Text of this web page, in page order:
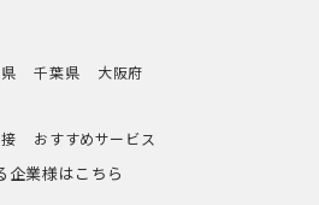
千葉県 大阪府
おすすめサービス
企業様はこちら